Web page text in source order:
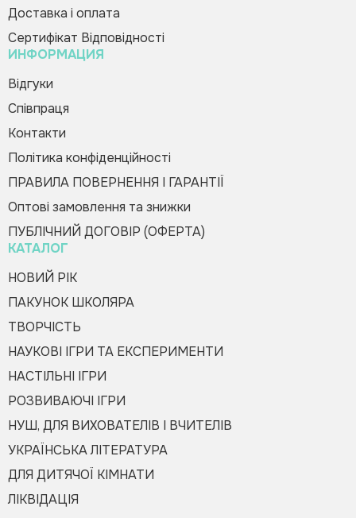
Будь-ласка, заповніть форму, і ми вам
Оформити замовлення
Доставка і оплата
Сертифікат Відповідності
ИНФОРМАЦИЯ
Відгуки
Співпраця
Контакти
Політика конфіденційності
ПРАВИЛА ПОВЕРНЕННЯ І ГАРАНТІЇ
Оптові замовлення та знижки
ПУБЛІЧНИЙ ДОГОВІР (ОФЕРТА)
КАТАЛОГ
НОВИЙ РІК
ПАКУНОК ШКОЛЯРА
ТВОРЧІСТЬ
НАУКОВІ ІГРИ ТА ЕКСПЕРИМЕНТИ
НАСТІЛЬНІ ІГРИ
РОЗВИВАЮЧІ ІГРИ
НУШ, ДЛЯ ВИХОВАТЕЛІВ І ВЧИТЕЛІВ
УКРАЇНСЬКА ЛІТЕРАТУРА
ДЛЯ ДИТЯЧОЇ КІМНАТИ
ЛІКВІДАЦІЯ